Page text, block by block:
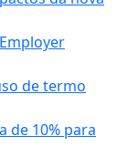
de termo
de 10% para